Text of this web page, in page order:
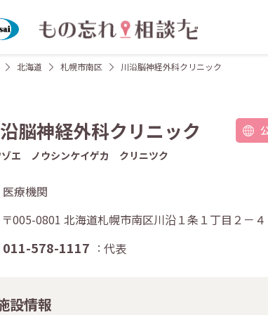
北海道 札幌市南区 川沿脳神経外科クリニック
脳神経外科クリニック
ゾエ ノウシンケイゲカ クリニツク
医療機関
〒005-0801 北海道札幌市南区川沿１条１丁目２－
011-578-1117 代表
設情報